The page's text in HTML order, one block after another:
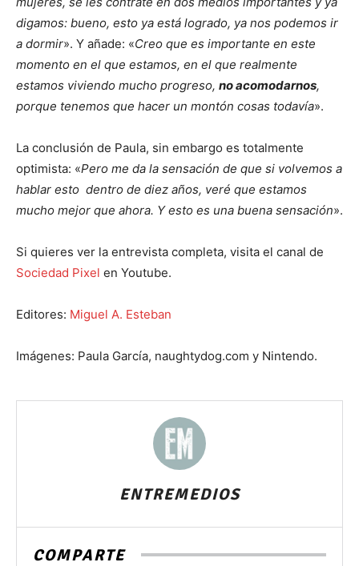
digamos: bueno, esto ya está logrado, ya nos podemos ir
a dormir». Y añade: «Creo que es importante en este
momento en el que estamos, en el que realmente
estamos viviendo mucho progreso, no acomodarnos,
porque tenemos que hacer un montón cosas todavía».
La conclusión de Paula, sin embargo es totalmente
optimista: «Pero me da la sensación de que si volvemos a
hablar esto dentro de diez años, veré que estamos
mucho mejor que ahora. Y esto es una buena sensación».
Si quieres ver la entrevista completa, visita el canal de
Sociedad Pixel en Youtube.
Editores: Miguel A. Esteban
Imágenes: Paula García, naughtydog.com y Nintendo.
ENTREMEDIOS
COMPARTE